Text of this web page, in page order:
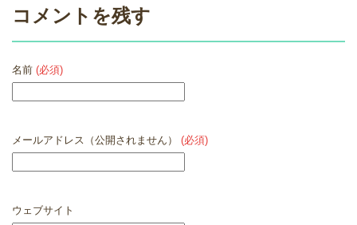
コメントを残す
名前 (必須)
メールアドレス（公開されません） (必須)
ウェブサイト